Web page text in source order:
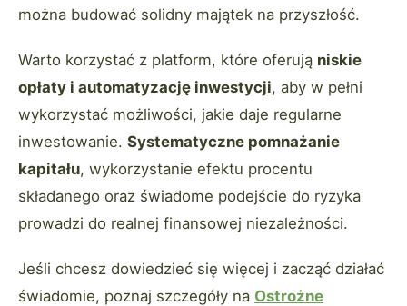
można budować solidny majątek na przyszłość.
Warto korzystać z platform, które oferują niskie
opłaty i automatyzację inwestycji, aby w pełni
wykorzystać możliwości, jakie daje regularne
inwestowanie. Systematyczne pomnażanie
kapitału, wykorzystanie efektu procentu
składanego oraz świadome podejście do ryzyka
prowadzi do realnej finansowej niezależności.
Jeśli chcesz dowiedzieć się więcej i zacząć działać
świadomie, poznaj szczegóły na Ostrożne